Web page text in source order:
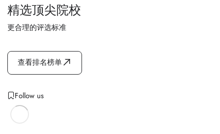
精选顶尖院校
更合理的评选标准
查看排名榜单
Follow us